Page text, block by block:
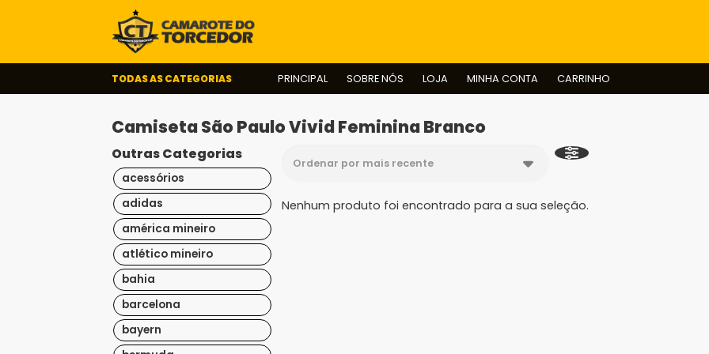
TODAS AS CATEGORIAS PRINCIPAL SOBRE NÓS LOJA MINHA CONTA CARRINHO
Camiseta São Paulo Vivid Feminina Branco
Outras Categorias
acessórios
adidas
américa mineiro
atlético mineiro
bahia
barcelona
bayern
Nenhum produto foi encontrado para a sua seleção.